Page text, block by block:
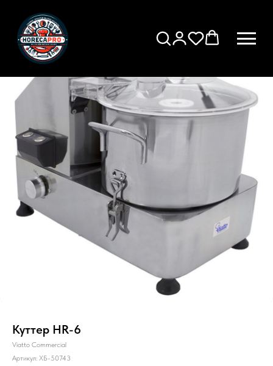
Куттер HR-6
Viatto Commercial
Артикул: ХБ-50743